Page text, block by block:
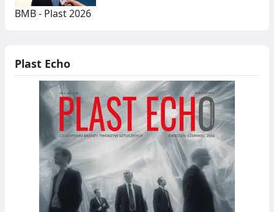
BMB - Plast 2026
Plast Echo